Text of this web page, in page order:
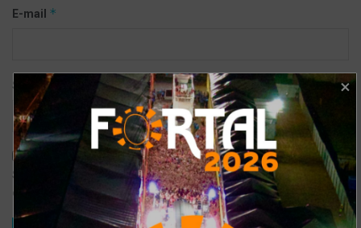
E-mail *
Site
Salvar meus dados neste navegador para a próxima vez que eu
comentar.